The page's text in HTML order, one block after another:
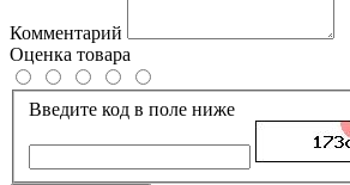
Комментарий
Оценка товара
Введите код в поле ниже